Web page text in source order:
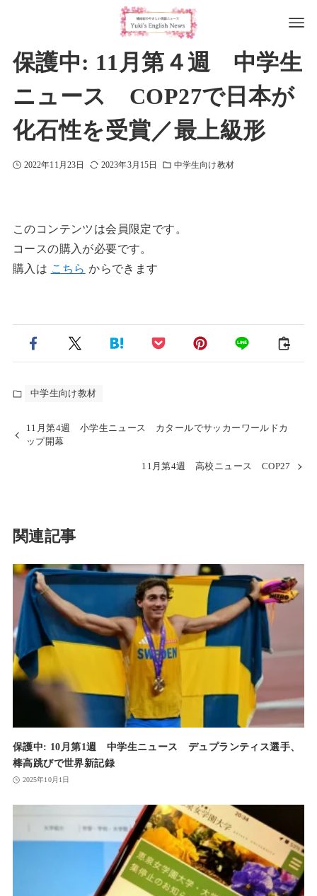
保護中: 11月第４週 中学生
ニュース COP27で日本が
化石性を受賞／最上級形
2022年11月23日 2023年3月15日 中学生向け教材
このコンテンツは会員限定です。
コースの購入が必要です。
購入は こちら からできます
中学生向け教材
11月第4週 小学生ニュース カタールでサッカーワールドカ
ップ開幕
11月第4週 高校ニュース COP27
関連記事
保護中: 10月第1週 中学生ニュース デュプランティス選手、
棒高跳びで世界新記録
2025年10月1日